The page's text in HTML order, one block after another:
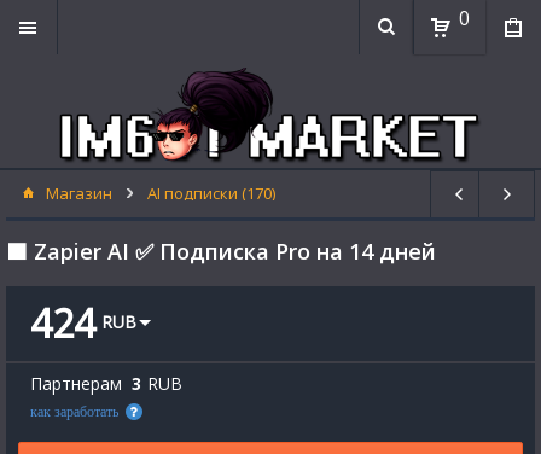
0
Магазин AI подписки (170)
🟧 Zapier AI ✅ Подписка Pro на 14 дней
424 RUB
Партнерам 3 RUB
как заработать